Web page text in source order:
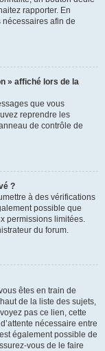
rapporter. En
afin de
» affiché lors de la
que vous
reprendre les
de contrôle de
?
à des vérifications
possible que
permissions limitées.
du forum.
êtes en train de
de la liste des sujets,
pas ce lien, cette
nécessaire entre
également possible de
vous de le faire